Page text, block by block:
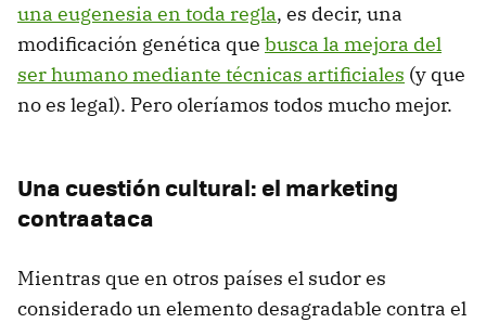
una eugenesia en toda regla, es decir, una
modificación genética que busca la mejora del
ser humano mediante técnicas artificiales (y que
no es legal). Pero oleríamos todos mucho mejor.
Una cuestión cultural: el marketing
contraataca
Mientras que en otros países el sudor es
considerado un elemento desagradable contra el